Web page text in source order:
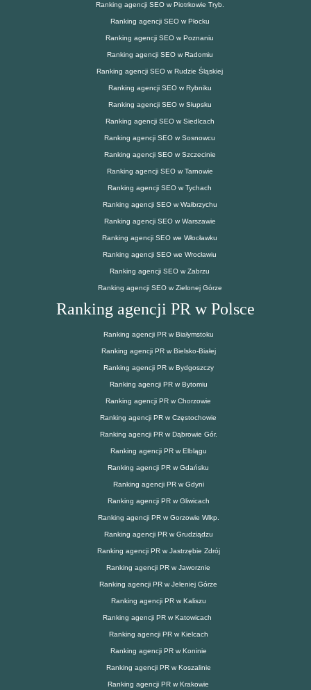
Ranking agencji SEO w Piotrkowie Tryb.
Ranking agencji SEO w Płocku
Ranking agencji SEO w Poznaniu
Ranking agencji SEO w Radomiu
Ranking agencji SEO w Rudzie Śląskiej
Ranking agencji SEO w Rybniku
Ranking agencji SEO w Słupsku
Ranking agencji SEO w Siedlcach
Ranking agencji SEO w Sosnowcu
Ranking agencji SEO w Szczecinie
Ranking agencji SEO w Tarnowie
Ranking agencji SEO w Tychach
Ranking agencji SEO w Wałbrzychu
Ranking agencji SEO w Warszawie
Ranking agencji SEO we Włocławku
Ranking agencji SEO we Wrocławiu
Ranking agencji SEO w Zabrzu
Ranking agencji SEO w Zielonej Górze
Ranking agencji PR w Polsce
Ranking agencji PR w Białymstoku
Ranking agencji PR w Bielsko-Białej
Ranking agencji PR w Bydgoszczy
Ranking agencji PR w Bytomiu
Ranking agencji PR w Chorzowie
Ranking agencji PR w Częstochowie
Ranking agencji PR w Dąbrowie Gór.
Ranking agencji PR w Elblągu
Ranking agencji PR w Gdańsku
Ranking agencji PR w Gdyni
Ranking agencji PR w Gliwicach
Ranking agencji PR w Gorzowie Wlkp.
Ranking agencji PR w Grudziądzu
Ranking agencji PR w Jastrzębie Zdrój
Ranking agencji PR w Jaworznie
Ranking agencji PR w Jeleniej Górze
Ranking agencji PR w Kaliszu
Ranking agencji PR w Katowicach
Ranking agencji PR w Kielcach
Ranking agencji PR w Koninie
Ranking agencji PR w Koszalinie
Ranking agencji PR w Krakowie